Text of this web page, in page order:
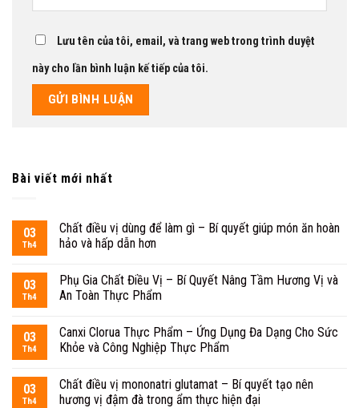
Lưu tên của tôi, email, và trang web trong trình duyệt
này cho lần bình luận kế tiếp của tôi.
Bài viết mới nhất
03
Th4
Chất điều vị dùng để làm gì – Bí quyết giúp món ăn hoàn
hảo và hấp dẫn hơn
03
Th4
Phụ Gia Chất Điều Vị – Bí Quyết Nâng Tầm Hương Vị và
An Toàn Thực Phẩm
03
Th4
Canxi Clorua Thực Phẩm – Ứng Dụng Đa Dạng Cho Sức
Khỏe và Công Nghiệp Thực Phẩm
03
Th4
Chất điều vị mononatri glutamat – Bí quyết tạo nên
hương vị đậm đà trong ẩm thực hiện đại